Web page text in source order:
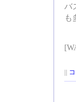
バ
も
||